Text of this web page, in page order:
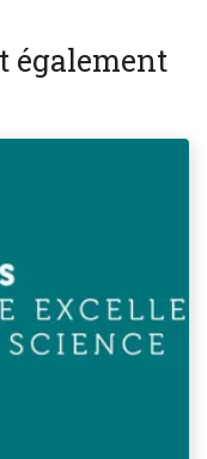
également